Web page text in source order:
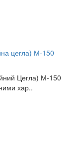
цегла) М-150
Цегла) М-150
хар..